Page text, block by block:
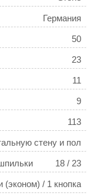
Германия
50
23
11
9
113
стену и пол
18 / 23
(эконом) / 1 кнопка